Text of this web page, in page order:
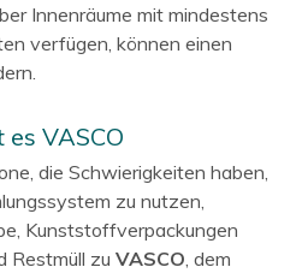
Innenräume mit mindestens
verfügen, können einen
VASCO
die Schwierigkeiten haben,
zu nutzen,
Kunststoffverpackungen
Restmüll zu VASCO , dem